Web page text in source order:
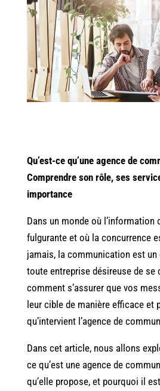
Qu’est-ce qu’une agence de
Comprendre son rôle, ses
importance
Dans un monde où l’information
fulgurante et où la concurrence
jamais, la communication est
toute entreprise désireuse de se
comment s’assurer que vos
leur cible de manière efficace et
qu’intervient l’agence de
Dans cet article, nous allons
ce qu’est une agence de
qu’elle propose, et pourquoi il